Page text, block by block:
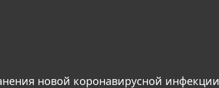
новой коронавирусной инфекции